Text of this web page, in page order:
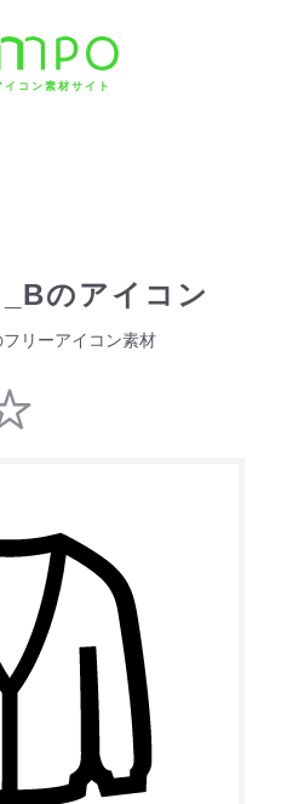
コン素材サイト
のアイコン
リーアイコン素材